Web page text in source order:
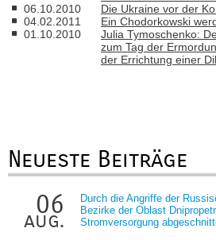
06.10.2010
Die Ukraine vor der
04.02.2011
Ein Chodorkowski
01.10.2010
Julia Tymoschenko:
zum Tag der
der Errichtung einer
Neueste Beiträge
06
aug.
Durch die Angriffe der
Bezirke der Oblast
Stromversorgung